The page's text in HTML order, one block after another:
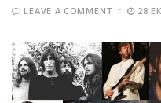
LEAVE A COMMENT 28